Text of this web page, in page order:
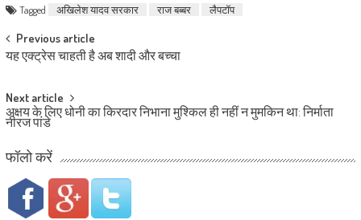
Tagged अखिलेश यादव सरकार राज बब्बर लैपटॉप
Post navigation
Previous article
यह एक्ट्रेस चाहती है अब शादी और बच्चा
Next article
अक्षय के लिए धोनी का किरदार निभाना मुश्किल ही नहीं न मुमकिन था: निर्माता
नीरज पांडे
फॉलो करें